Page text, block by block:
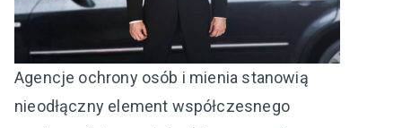
Agencje ochrony osób i mienia stanowią
nieodłączny element współczesnego